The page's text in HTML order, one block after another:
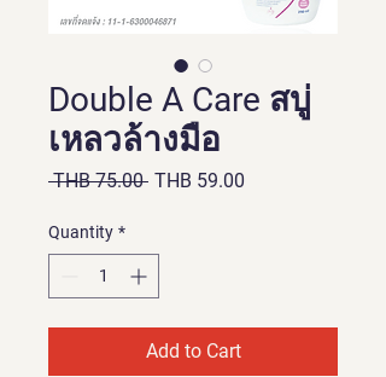
Double A Care สบู่
เหลวล้างมือ
THB 75.00 Regular
THB 59.00
Quantity *
Add to Cart